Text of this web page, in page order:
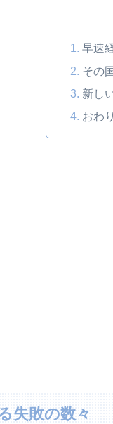
早速
その
新し
おわ
失敗の数々